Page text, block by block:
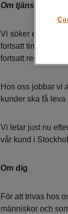
Om tjänsten
Vi söker efter
fortsatt timvikarie
fortsatt resa inom
Hos oss jobbar vi
kunder ska få leva
Vi letar just nu
vår kund i
Om dig
För att trivas hos
människor och